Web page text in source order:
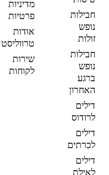
חבילות
נופש
זולות
חבילות
נופש
ברגע
האחרון
דילים
לרודוס
דילים
לכרתים
דילים
לאילת
מדיניות
פרטיות
אודות
טרווליסט
שירות
לקוחות